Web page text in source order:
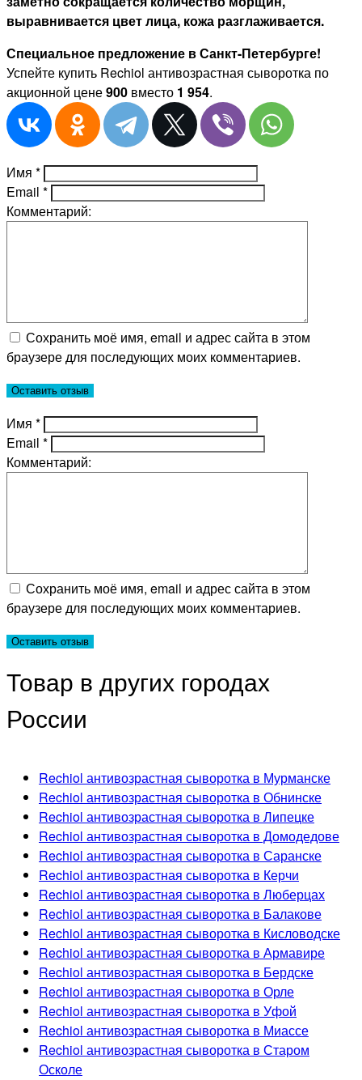
выравнивается цвет лица, кожа разглаживается.
Специальное предложение в Санкт-Петербурге!
Успейте купить Rechiol антивозрастная сыворотка по
акционной цене900 вместо 1 954.
Имя *
Email *
Комментарий:
Сохранить моё имя, email и адрес сайта в этом
браузере для последующих моих комментариев.
Имя *
Email *
Комментарий:
Сохранить моё имя, email и адрес сайта в этом
браузере для последующих моих комментариев.
Товар в других городах
России
Rechiol антивозрастная сыворотка в Мурманске
Rechiol антивозрастная сыворотка в Обнинске
Rechiol антивозрастная сыворотка в Липецке
Rechiol антивозрастная сыворотка в Домодедове
Rechiol антивозрастная сыворотка в Саранске
Rechiol антивозрастная сыворотка в Керчи
Rechiol антивозрастная сыворотка в Люберцах
Rechiol антивозрастная сыворотка в Балакове
Rechiol антивозрастная сыворотка в Кисловодске
Rechiol антивозрастная сыворотка в Армавире
Rechiol антивозрастная сыворотка в Бердске
Rechiol антивозрастная сыворотка в Орле
Rechiol антивозрастная сыворотка в Уфой
Rechiol антивозрастная сыворотка в Миассе
Rechiol антивозрастная сыворотка в Старом
Осколе